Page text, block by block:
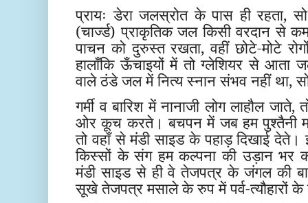
प्रायः डेरा जलस्रोत के पास ही रहता,
(चार्ज्ड) प्राकृतिक जल किसी वरदान से
पाचन को दुरुस्त रखता, वहीं छोटे-मोटे
हालाँकि ऊँचाइयों में तो ग्लेशियर से आता
वाले ठंडे जल में नित्य स्नान संभव नहीं था,
गर्मी व बारिश में नानाजी लोग लाहौल
ओर कूच करते। बचपन में जब हम पुश्तैनी
तो वहाँ से मंडी साइड के पहाड़ दिखाई
किस्सों के संग हम कल्पना की उड़ान भर
मंडी साइड से ही वे तेजपत्र के जंगल की
सूखे तेजपत्र मसाले के रुप में पर्व-त्यौहारों